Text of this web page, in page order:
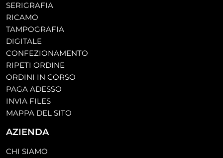
SERIGRAFIA
RICAMO
TAMPOGRAFIA
DIGITALE
CONFEZIONAMENTO
RIPETI ORDINE
ORDINI IN CORSO
PAGA ADESSO
INVIA FILES
MAPPA DEL SITO
AZIENDA
CHI SIAMO